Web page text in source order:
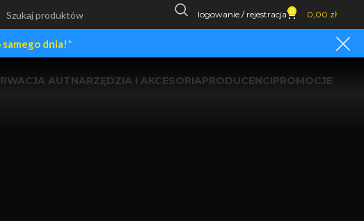
logowanie / rejestracja 0 0,00 zł
dnia!*
AUTNARZĘDZIA I AKCESORIAPRODUCENCIPROMOCJE